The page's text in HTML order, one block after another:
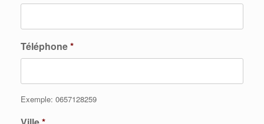
Téléphone*
Exemple: 0657128259